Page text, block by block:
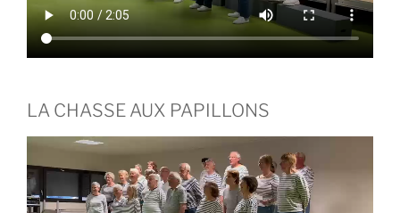
LA CHASSE AUX PAPILLONS